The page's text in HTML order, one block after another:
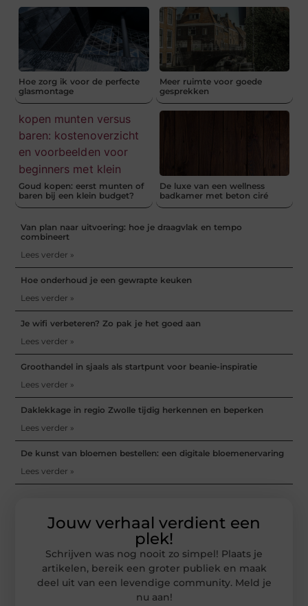
Hoe zorg ik voor de perfecte
glasmontage
Meer ruimte voor goede
gesprekken
Goud kopen: eerst munten of
baren bij een klein budget?
De luxe van een wellness
badkamer met beton ciré
Van plan naar uitvoering: hoe je draagvlak en tempo
combineert
Lees verder »
Hoe onderhoud je een gewrapte keuken
Lees verder »
Je wifi verbeteren? Zo pak je het goed aan
Lees verder »
Groothandel in sjaals als startpunt voor beanie-inspiratie
Lees verder »
Daklekkage in regio Zwolle tijdig herkennen en beperken
Lees verder »
De kunst van bloemen bestellen: een digitale bloemenervaring
Lees verder »
Jouw verhaal verdient een
plek!
Schrijven was nog nooit zo simpel! Plaats je
artikelen, bereik een groter publiek en maak
deel uit van een levendige community. Meld je
nu aan!